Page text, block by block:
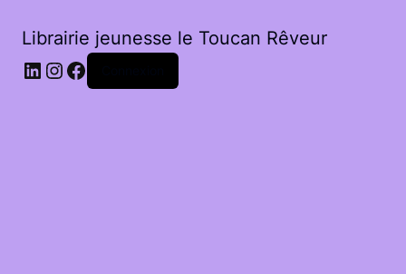
Librairie jeunesse le Toucan Rêveur
LinkedIn
Instagram
Facebook